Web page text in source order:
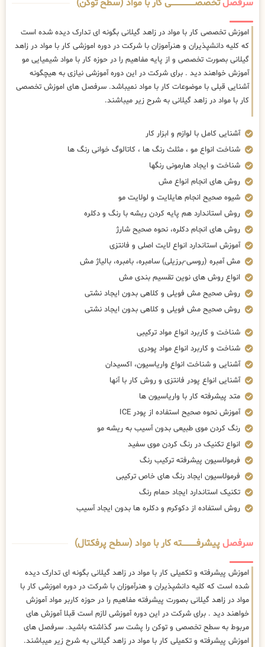
سرفصلتخصصــــــــــــــــــــی کار با مواد (سطح توکن)
اموزش تخصصی کار با مواد در زاهد گیلانی بگونه ای تدارک دیده شده است
که کلیه دانشپذیران و هنرآموزان با شرکت در دوره اموزشی کار با مواد در زاهد
گیلانی بصورت تخصصی و از پایه مفاهیم را در حوزه کار با مواد شیمیایی مو
آموزش خواهند دید . برای شرکت در این دوره آموزشی نیازی به هیچگونه
آشنایی قبلی با موضوعات کار با مواد نمیباشد. سرفصل های اموزش تخصصی
کار با مواد در زاهد گیلانی به شرح زیر میباشند.
آشنایی کامل با لوازم و ابزار کار
شناخت انواع مو ، مثلث رنگ ها ، کاتالوگ خوانی رنگ ها
شناخت و ایجاد هارمونی رنگها
روش های انجام انواع مش
شیوه صحیح انجام هایلایت و لولایت مو
روش استاندارد هم پایه کردن ریشه با رنگ و دکلره
روش های انجام دکلره، نحوه صحیح شارژ
آموزش استاندارد انواع لایت اصلی و فانتزی
مش آمبره (روسی-برزیلی) سامبره، بامبره، بالیاژ مش
انواع روش های نوین تقسیم بندی مش
روش صحیح مش فویلی و کلاهی بدون ایجاد نشتی
روش صحیح مش فویلی و کلاهی بدون ایجاد نشتی
شناخت و کاربرد انواع مواد ترکیبی
شناخت و کاربرد انواع مواد پودری
آشنایی و شناخت انواع واریاسیون، اکسیدان
آشنایی انواع پودر فانتزی و روش کار با آنها
متد پیشرفته کار با واریاسیون ها
آموزش نحوه صحیح استفاده از پودر ICE
رنگ کردن موی طبیعی بدون آسیب به ریشه مو
انواع تکنیک در رنگ کردن موی سفید
فرمولاسیون پیشرفته ترکیب رنگ
فرمولاسیون ایجاد رنگ های خاص ترکیبی
تکنیک استاندارد ایجاد حمام رنگ
روش استفاده از دکوکرم و دکلره ها بدون ایجاد آسیب
سرفصلپیشرفــــــــــــته کار با مواد (سطح پرفکتال)
اموزش پیشرفته و تکمیلی کار با مواد در زاهد گیلانی بگونه ای تدارک دیده
شده است که کلیه دانشپذیران و هنرآموزان با شرکت در دوره اموزشی کار با
مواد در زاهد گیلانی بصورت پیشرفته مفاهیم را در حوزه کاربر مواد آموزش
خواهند دید . برای شرکت در این دوره آموزشی لازم است قبلا آموزش های
مربوط به سطح تخصصی و توکن را پشت سر گذاشته باشید. سرفصل های
اموزش پیشرفته و تکمیلی کار با مواد در زاهد گیلانی به شرح زیر میباشند.